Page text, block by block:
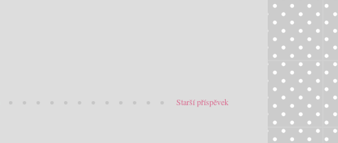
Starší příspěvek